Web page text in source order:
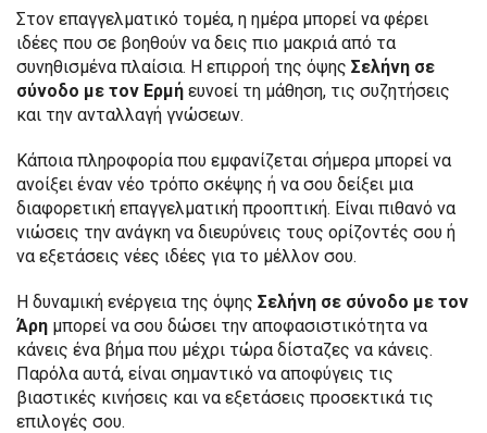
Στον επαγγελματικό τομέα, η ημέρα μπορεί να φέρει
ιδέες που σε βοηθούν να δεις πιο μακριά από τα
συνηθισμένα πλαίσια. Η επιρροή της όψης Σελήνη σε
σύνοδο με τον Ερμή ευνοεί τη μάθηση, τις συζητήσεις
και την ανταλλαγή γνώσεων.
Κάποια πληροφορία που εμφανίζεται σήμερα μπορεί να
ανοίξει έναν νέο τρόπο σκέψης ή να σου δείξει μια
διαφορετική επαγγελματική προοπτική. Είναι πιθανό να
νιώσεις την ανάγκη να διευρύνεις τους ορίζοντές σου ή
να εξετάσεις νέες ιδέες για το μέλλον σου.
Η δυναμική ενέργεια της όψης Σελήνη σε σύνοδο με τον
Άρη μπορεί να σου δώσει την αποφασιστικότητα να
κάνεις ένα βήμα που μέχρι τώρα δίσταζες να κάνεις.
Παρόλα αυτά, είναι σημαντικό να αποφύγεις τις
βιαστικές κινήσεις και να εξετάσεις προσεκτικά τις
επιλογές σου.